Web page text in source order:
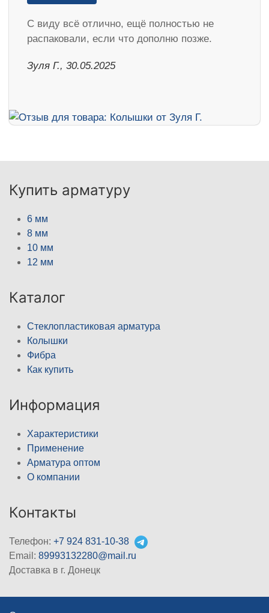
С виду всё отлично, ещё полностью не
распаковали, если что дополню позже.
Зуля Г., 30.05.2025
Купить арматуру
6 мм
8 мм
10 мм
12 мм
Каталог
Стеклопластиковая арматура
Колышки
Фибра
Как купить
Информация
Характеристики
Применение
Арматура оптом
О компании
Контакты
Телефон: +7 924 831-10-38
Email: 89993132280@mail.ru
Доставка в г. Донецк